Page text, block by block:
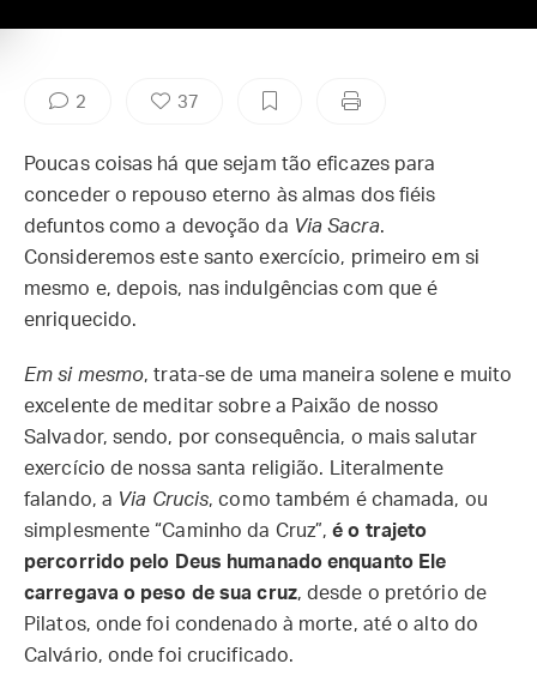
2 37
Poucas coisas há que sejam tão eficazes para
conceder o repouso eterno às almas dos fiéis
defuntos como a devoção da Via Sacra.
Consideremos este santo exercício, primeiro em si
mesmo e, depois, nas indulgências com que é
enriquecido.
Em si mesmo, trata-se de uma maneira solene e muito
excelente de meditar sobre a Paixão de nosso
Salvador, sendo, por consequência, o mais salutar
exercício de nossa santa religião. Literalmente
falando, a Via Crucis, como também é chamada, ou
simplesmente “Caminho da Cruz”,é o trajeto
percorrido pelo Deus humanado enquanto Ele
carregava o peso de sua cruz, desde o pretório de
Pilatos, onde foi condenado à morte, até o alto do
Calvário, onde foi crucificado.